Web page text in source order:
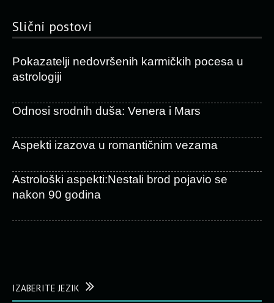
Slični postovi
Pokazatelji nedovršenih karmičkih pocesa u
astrologiji
Odnosi srodnih duša: Venera i Mars
Aspekti izazova u romantičnim vezama
Astrološki aspekti:Nestali brod pojavio se
nakon 90 godina
IZABERITE JEZIK